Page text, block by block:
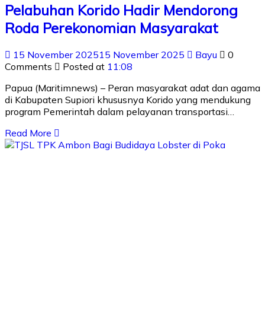
Pelabuhan Korido Hadir Mendorong
Roda Perekonomian Masyarakat
15 November 202515 November 2025 Bayu
0
Comments
Posted at 11:08
Papua (Maritimnews) – Peran masyarakat adat dan agama
di Kabupaten Supiori khususnya Korido yang mendukung
program Pemerintah dalam pelayanan transportasi…
Read More